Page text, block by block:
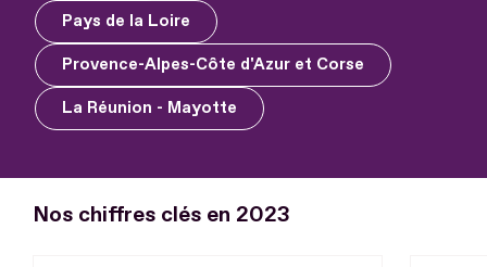
Pays de la Loire
Provence-Alpes-Côte d'Azur et Corse
La Réunion - Mayotte
Nos chiffres clés en 2023